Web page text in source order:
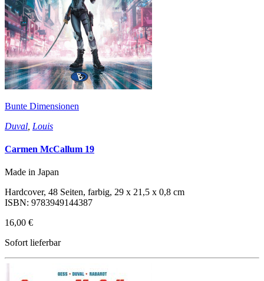
Bunte Dimensionen
Duval Louis
Carmen McCallum 19
Made in Japan
Hardcover, 48 Seiten, farbig, 29 x 21,5 x 0,8 cm
ISBN: 9783949144387
16,00 €
Sofort lieferbar